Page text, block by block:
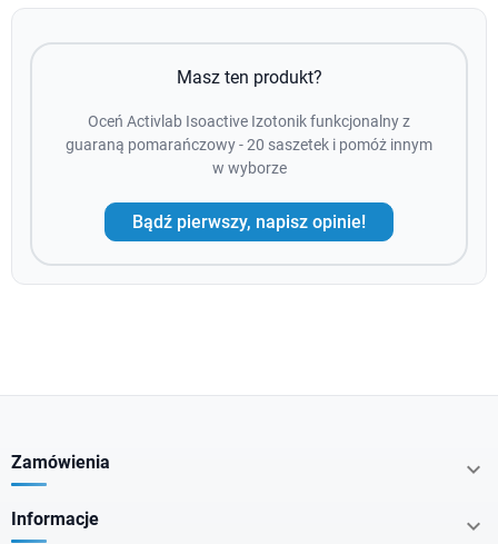
Masz ten produkt?
Oceń Activlab Isoactive Izotonik funkcjonalny z
guaraną pomarańczowy - 20 saszetek i pomóż innym
w wyborze
Bądź pierwszy, napisz opinie!
Zamówienia 
Informacje 